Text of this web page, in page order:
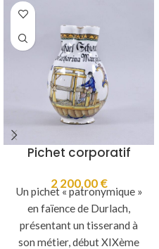
Pichet corporatif
2 200,00€
Un pichet « patronymique »
en faïence de Durlach,
présentant un tisserand à
son métier, début XIXème